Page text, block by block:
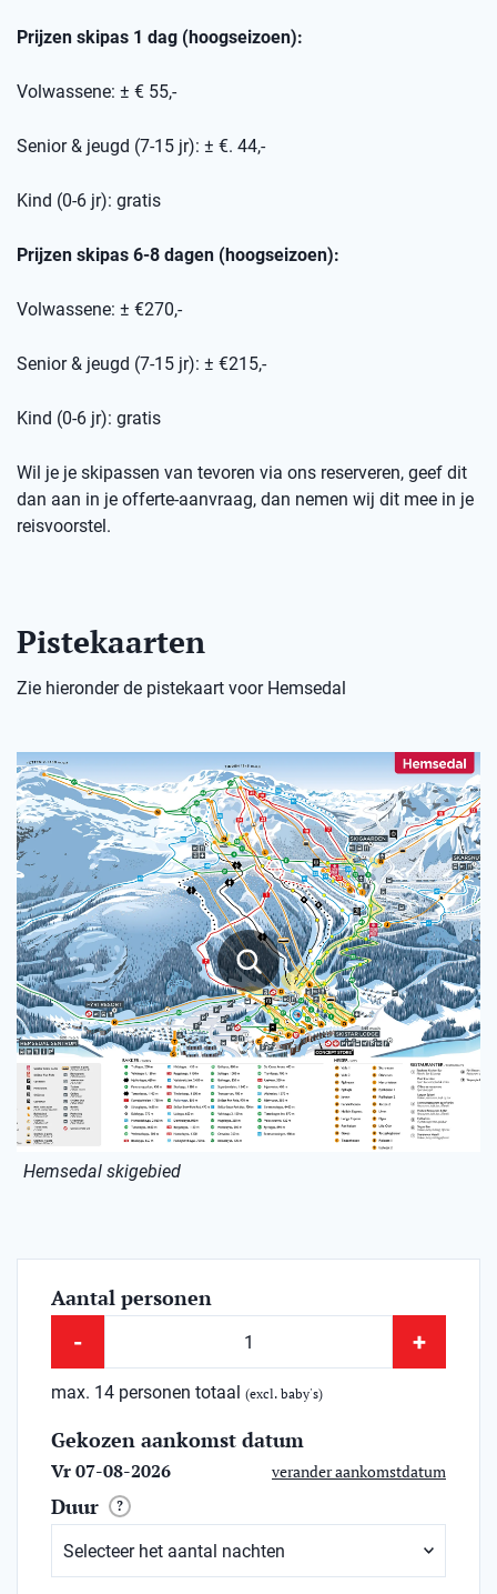
Prijzen skipas 1 dag (hoogseizoen):
Volwassene: ± € 55,-
Senior & jeugd (7-15 jr): ± €. 44,-
Kind (0-6 jr): gratis
Prijzen skipas 6-8 dagen (hoogseizoen):
Volwassene: ± €270,-
Senior & jeugd (7-15 jr): ± €215,-
Kind (0-6 jr): gratis
Wil je je skipassen van tevoren via ons reserveren, geef dit
dan aan in je offerte-aanvraag, dan nemen wij dit mee in je
reisvoorstel.
Pistekaarten
Zie hieronder de pistekaart voor Hemsedal
Hemsedal skigebied
Aantal personen
- +
max. 14 personen totaal (excl. baby's)
Gekozen aankomst datum
Vr 07-08-2026 verander aankomstdatum
Duur ?